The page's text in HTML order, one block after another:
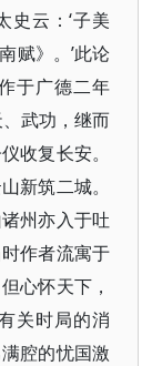
史云：‘子美
赋》。’此论
于广德二年
武功，继而
收复长安。
新筑二城。
州亦入于吐
作者流寓于
心怀天下，
关时局的消
腔的忧国激